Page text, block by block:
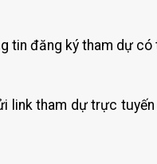
tin đăng ký tham dự
link tham dự trực